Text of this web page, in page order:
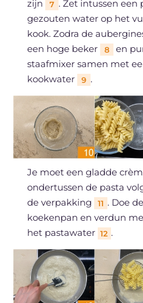
zijn
7 . Zet intussen
gezouten water op het
kook. Zodra de
een hoge beker
8
en
staafmixer samen met
kookwater
9 .
Je moet een gladde
ondertussen de pasta
de verpakking
11 . Doe
koekenpan en verdun
het pastawater 12 .